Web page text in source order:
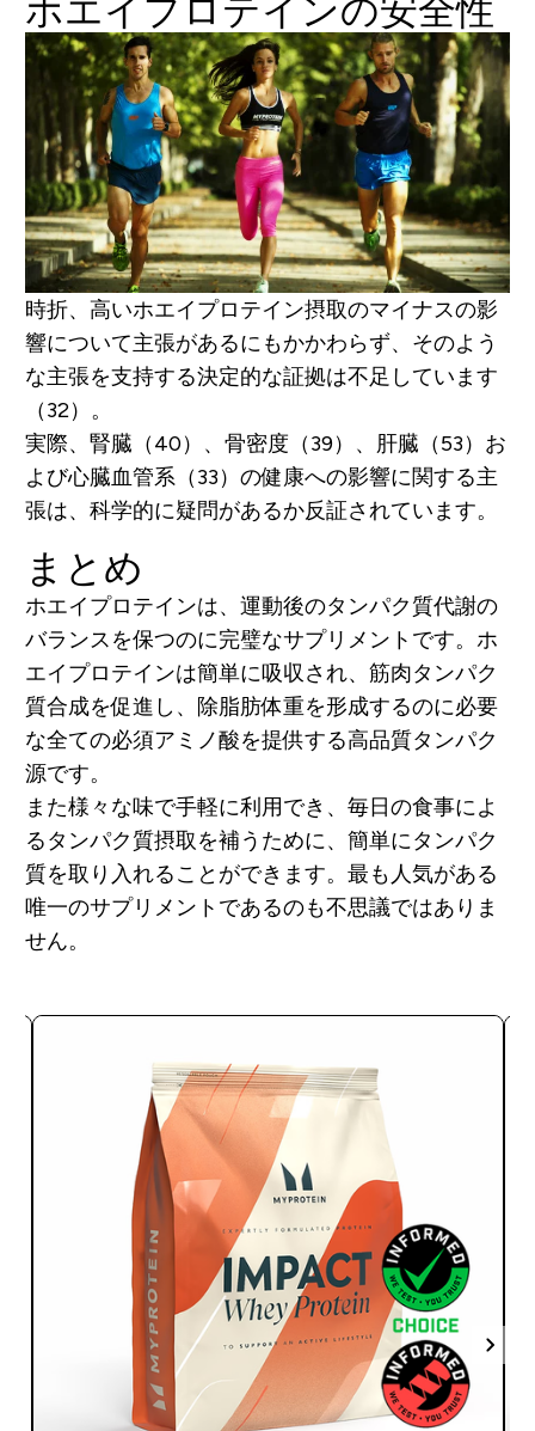
ホエイプロテインの安全性
時折、高いホエイプロテイン摂取のマイナスの影
響について主張があるにもかかわらず、そのよう
な主張を支持する決定的な証拠は不足しています
（32）。
実際、腎臓（40）、骨密度（39）、肝臓（53）お
よび心臓血管系（33）の健康への影響に関する主
張は、科学的に疑問があるか反証されています。
まとめ
ホエイプロテインは、運動後のタンパク質代謝の
バランスを保つのに完璧なサプリメントです。ホ
エイプロテインは簡単に吸収され、筋肉タンパク
質合成を促進し、除脂肪体重を形成するのに必要
な全ての必須アミノ酸を提供する高品質タンパク
源です。
また様々な味で手軽に利用でき、毎日の食事によ
るタンパク質摂取を補うために、簡単にタンパク
質を取り入れることができます。最も人気がある
唯一のサプリメントであるのも不思議ではありま
せん。